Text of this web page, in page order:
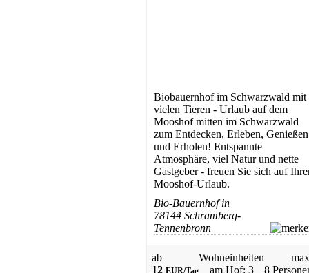
Bauernhof
Simonswald
Biobauernhof im Schwarzwald mit
vielen Tieren - Urlaub auf dem
Mooshof mitten im Schwarzwald
zum Entdecken, Erleben, Genießen
und Erholen! Entspannte
Atmosphäre, viel Natur und nette
Gastgeber - freuen Sie sich auf
Mooshof-Urlaub.
Bio-Bauernhof in
78144 Schramberg-
Tennenbronn
ab
12 EUR/Tag
Wohneinheiten
am Hof: 3
8